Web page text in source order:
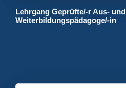
Lehrgang Geprüfte/-r Aus- und
Weiterbildungspädagoge/-in